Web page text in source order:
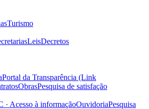
Turismo
LeisDecretos
Portal da Transparência (Link
ObrasPesquisa de satisfação
· Acesso à informaçãoOuvidoriaPesquisa